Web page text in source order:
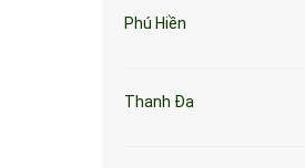
Phú Hiền
Thanh Đa